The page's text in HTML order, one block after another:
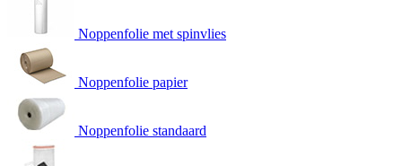
Noppenfolie met spinvlies
Noppenfolie papier
Noppenfolie standaard